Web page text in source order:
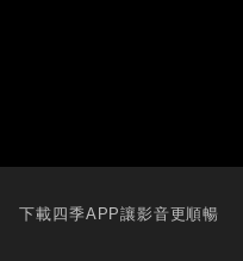
下載四季APP讓影音更順暢